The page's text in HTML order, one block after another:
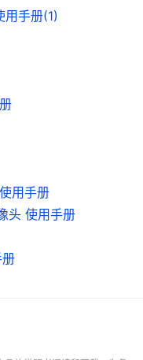
用手册(1)
用手册
头 使用手册